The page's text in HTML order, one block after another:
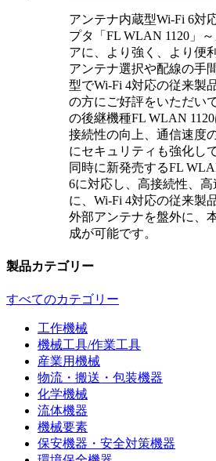
アンテナ内蔵型Wi-Fi 6対
プタ「FL WLAN 1120」
アに、より強く、より便
アンテナ選択や配線の手
型でWi-Fi 4対応の従来製
の方にご好評をいただい
の後継機種FL WLAN 1120
接続性の向上、通信速度
にセキュリティも強化し
同時に新発売するFL
6に対応し、高接続性、
に、Wi-Fi 4対応の従来製
外部アンテナを盤外に、
成が可能です。
製品カテゴリー
すべてのカテゴリー
工作機械
機械工具/作業工具
産業用機械
物流・搬送・包装機器
化学機械
流体機器
機械要素
保安機器・安全対策機器